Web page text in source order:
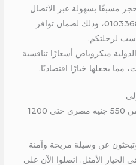
مسبقًا بسهولة عبر الاتصال
بالشركة على الرقم 01033680968، وذلك لضمان توافر
لرحلتكم.
ميكروباص أسعارًا تنافسية
مما يجعلها خيارًا اقتصاديًا.
بالتالي تبلغ رسوم ايجار باص بداية من 550 جنيه مصري حتي 1200
عن وسيلة مريحة وآمنة
الخيار الأمثل. اتصلوا الآن على